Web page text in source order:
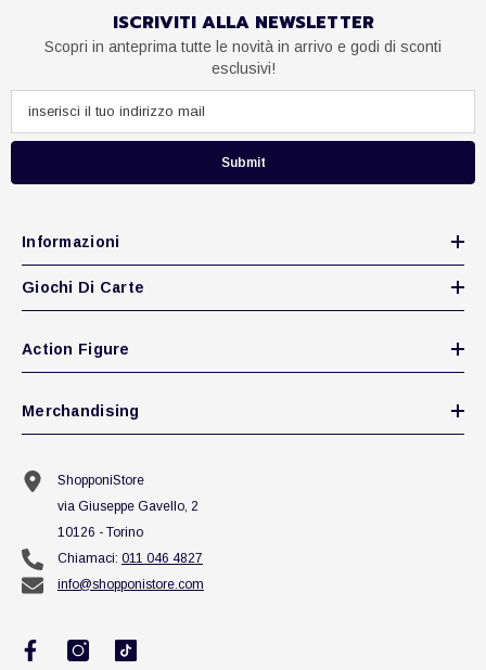
ISCRIVITI ALLA NEWSLETTER
Scopri in anteprima tutte le novità in arrivo e godi di sconti
esclusivi!
Submit
Informazioni
Giochi Di Carte
Action Figure
Merchandising
ShopponiStore
via Giuseppe Gavello, 2
10126 - Torino
Chiamaci: 011 046 4827
info@shopponistore.com